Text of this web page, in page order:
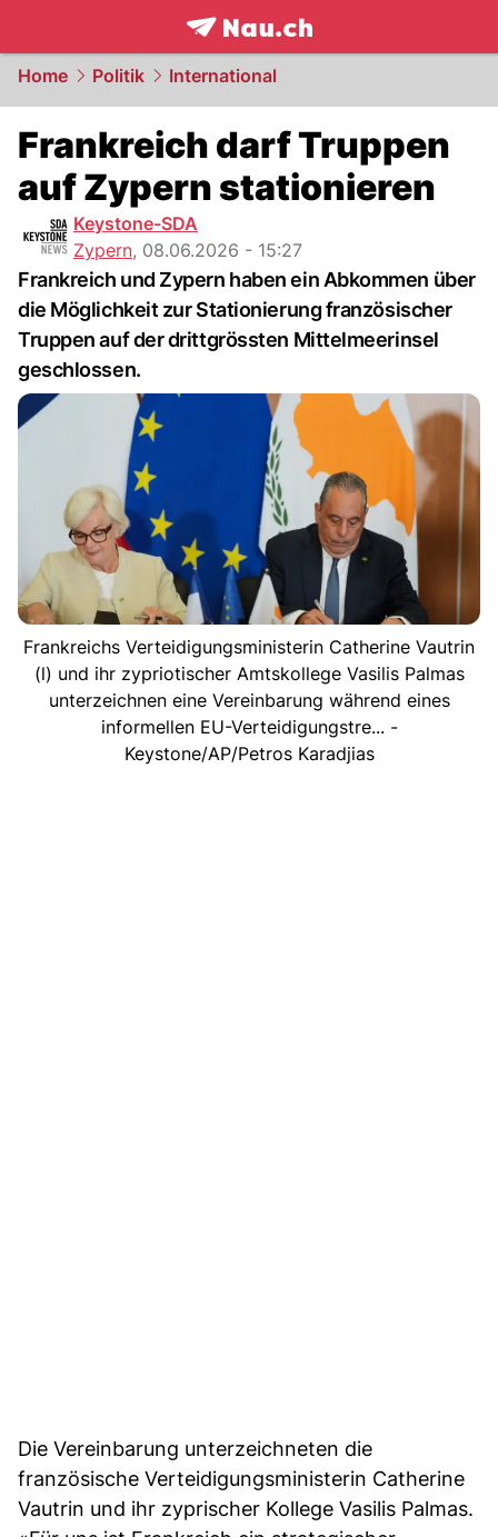
frontpage.NAU.ch
Home Politik International
Frankreich darf Truppen
auf Zypern stationieren
Keystone-SDA
Zypern, 08.06.2026 - 15:27
Frankreich und Zypern haben ein Abkommen über
die Möglichkeit zur Stationierung französischer
Truppen auf der drittgrössten Mittelmeerinsel
geschlossen.
Frankreichs Verteidigungsministerin Catherine Vautrin
(l) und ihr zypriotischer Amtskollege Vasilis Palmas
unterzeichnen eine Vereinbarung während eines
informellen EU-Verteidigungstre... -
Keystone/AP/Petros Karadjias
Die Vereinbarung unterzeichneten die
französische Verteidigungsministerin Catherine
Vautrin und ihr zyprischer Kollege Vasilis Palmas.